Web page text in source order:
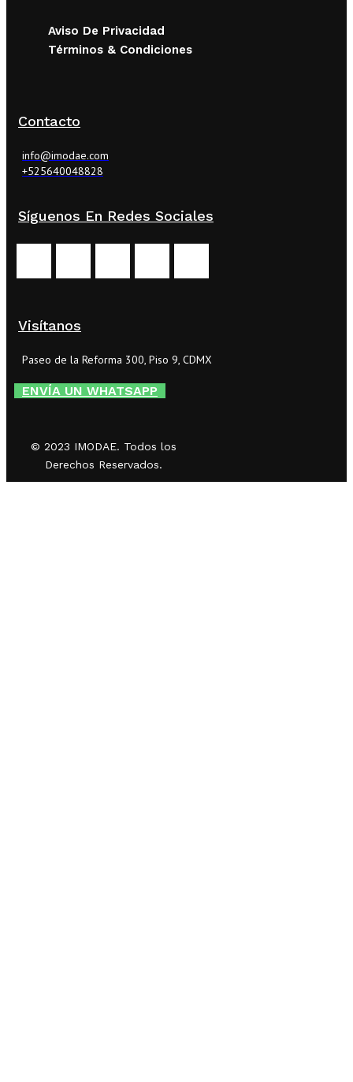
Aviso De Privacidad
Términos & Condiciones
Contacto
info@imodae.com
+525640048828
Síguenos En Redes Sociales
Visítanos
Paseo de la Reforma 300, Piso 9, CDMX
ENVÍA UN WHATSAPP
© 2023 IMODAE. Todos los
Derechos Reservados.